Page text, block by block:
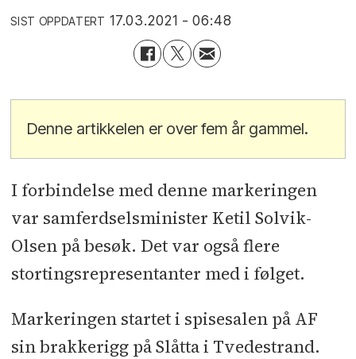
SIST OPPDATERT 17.03.2021 - 06:48
Denne artikkelen er over fem år gammel.
I forbindelse med denne markeringen
var samferdselsminister Ketil Solvik-
Olsen på besøk. Det var også flere
stortingsrepresentanter med i følget.
Markeringen startet i spisesalen på AF
sin brakkerigg på Slåtta i Tvedestrand.